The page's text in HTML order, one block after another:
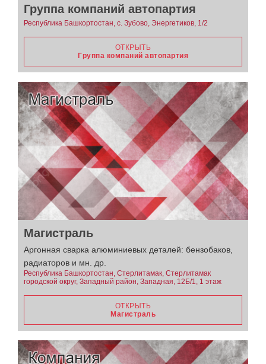
Группа компаний автопартия
Республика Башкортостан, с. Зубово, Энергетиков, 1/2
ОТКРЫТЬ
Группа компаний автопартия
Магистраль
Аргонная сварка алюминиевых деталей: бензобаков,
радиаторов и мн. др.
Республика Башкортостан, Стерлитамак, Стерлитамак
городской округ, Западный район, Западная, 12Б/1, 1 этаж
ОТКРЫТЬ
Магистраль